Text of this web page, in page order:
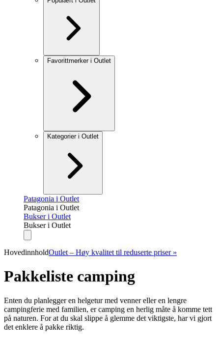
Favorittmerker i Outlet
Kategorier i Outlet
Patagonia i Outlet
Patagonia i Outlet
Bukser i Outlet
Bukser i Outlet
HovedinnholdOutlet – Høy kvalitet til reduserte priser »
Pakkeliste camping
Enten du planlegger en helgetur med venner eller en lengre
campingferie med familien, er camping en herlig måte å komme tett
på naturen. For at du skal slippe å glemme det viktigste, har vi gjort
det enklere å pakke riktig.